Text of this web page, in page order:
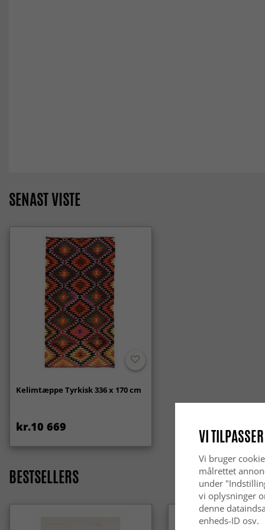
SENAST VISTE
Kelimtæppe Tyrkisk 336 x 170 cm
kr.10 669
BESTSELLERS
VI
Vi bruger
målrettet
under
vi oplysninger
denne
enheds-ID osv.